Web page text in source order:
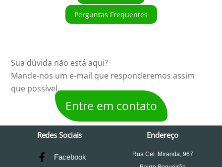
Perguntas Frequentes
Sua dúvida não está aqui?
Mande-nos um e-mail que responderemos assim
que possível.
Entre em contato
Redes Sociais
Facebook
Endereço
Rua Cel. Miranda, 967